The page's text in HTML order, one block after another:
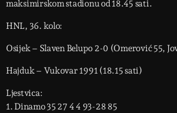
maksimirskom stadionu od 18.45 sati.
HNL, 36. kolo:
Osijek – Slaven Belupo 2-0 (Omerović 55,
Hajduk – Vukovar 1991 (18.15 sati)
Ljestvica:
1. Dinamo 35 27 4 4 93-28 85